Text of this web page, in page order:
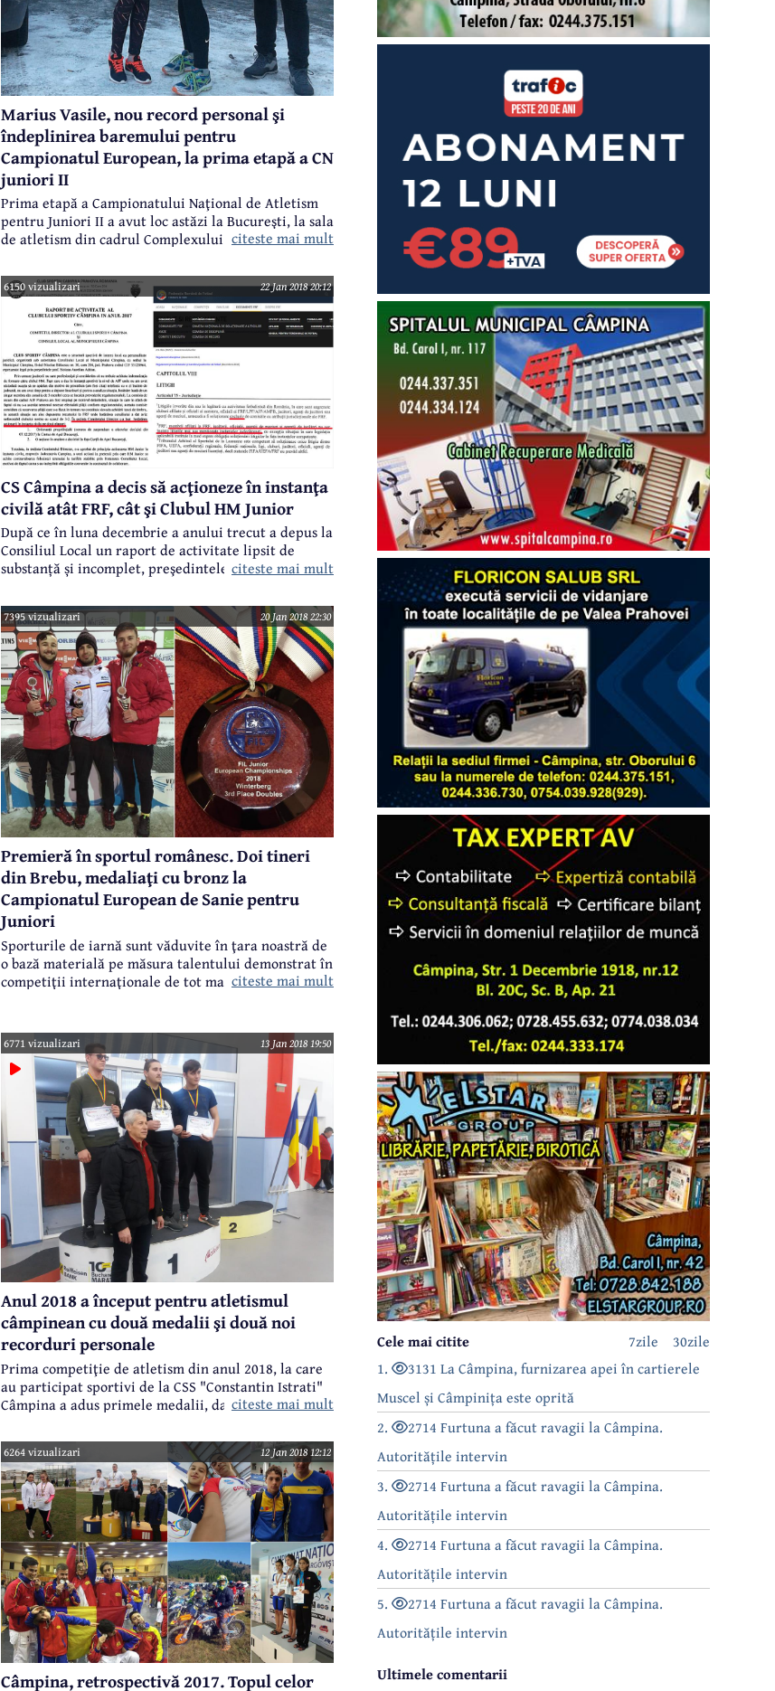
Marius Vasile, nou record personal şi
îndeplinirea baremului pentru
Campionatul European, la prima etapă a CN
juniori II
Prima etapă a Campionatului Naţional de Atletism
pentru Juniori II a avut loc astăzi la Bucureşti, la sala
de atletism din cadrul Complexului "Lia Manoliu",
Istrati Câmpina prezenţi la competiţie urcând la
final pe podium. Mai mult, Marius Vasile a reuşit să
câştige proba de aruncarea greutăţii cu un nou
record personal şi cu îndeplinirea baremului de
calificare la Campionatul European, care va avea loc
la Gyor - Ungaria.
citeste mai mult
6150 vizualizari 22 Jan 2018 20:12
CS Câmpina a decis să acţioneze în instanţa
civilă atât FRF, cât şi Clubul HM Junior
După ce în luna decembrie a anului trecut a depus la
Consiliul Local un raport de activitate lipsit de
substanță și incomplet, preşedintele CS Câmpina,
detaliat, din care aflăm lucruri interesante. Acest
raport se va afla pe masa consilierilor locali la
ședința de joi, 25 ianuarie 2018. În acest raport se
menționează faptul că, în privinţa litigiului cu HM
Junior, CS Câmpina a decis să acţioneze în instanţa
civilă atât hotărârea Comisiei de Recurs a FRF, cât şi
Clubul HM Junior.
citeste mai mult
7395 vizualizari 20 Jan 2018 22:30
Premieră în sportul românesc. Doi tineri
din Brebu, medaliaţi cu bronz la
Campionatul European de Sanie pentru
Juniori
Sporturile de iarnă sunt văduvite în ţara noastră de
o bază materială pe măsura talentului demonstrat în
competiţii internaţionale de tot mai mulţi sportivi.
naţional de sanie, s-au clasat sâmbătă pe locul al
treilea la Campionatul European de Sanie pentru
Juniori, desfăşurat în Germania, în localitatea
Winterberg.
citeste mai mult
6771 vizualizari 13 Jan 2018 19:50
Anul 2018 a început pentru atletismul
câmpinean cu două medalii şi două noi
recorduri personale
Prima competiţie de atletism din anul 2018, la care
au participat sportivi de la CSS "Constantin Istrati"
Câmpina a adus primele medalii, dar şi primele noi
foarte bună în care se află sportivii pregătiţi de un
colectiv tehnic condus de prof. Nicolae Pavel.
citeste mai mult
6264 vizualizari 12 Jan 2018 12:12
Câmpina, retrospectivă 2017. Topul celor
30zile
7zile
Cele mai citite
1.
3131 La Câmpina, furnizarea apei în cartierele
Muscel și Câmpinița este oprită
2.
2714 Furtuna a făcut ravagii la Câmpina.
Autoritățile intervin
3.
2714 Furtuna a făcut ravagii la Câmpina.
Autoritățile intervin
4.
2714 Furtuna a făcut ravagii la Câmpina.
Autoritățile intervin
5.
2714 Furtuna a făcut ravagii la Câmpina.
Autoritățile intervin
Ultimele comentarii